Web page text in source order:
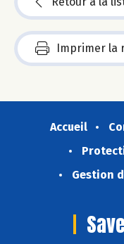
Imprimer la
Accueil
Gestion